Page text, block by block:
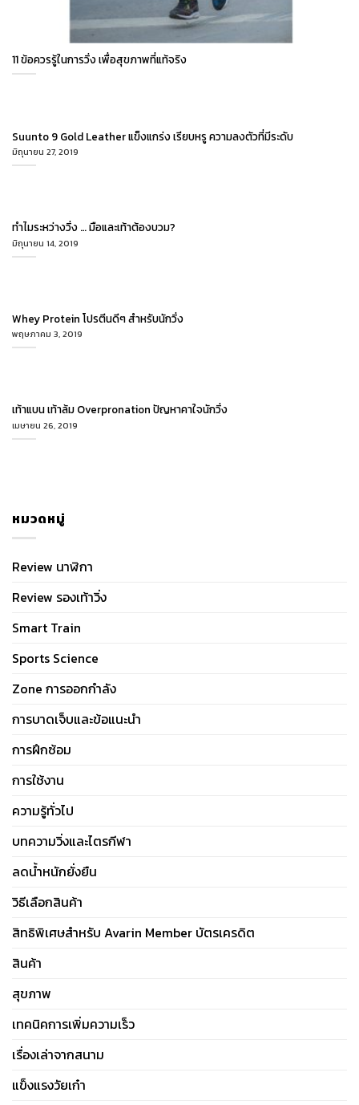
11 ข้อควรรู้ในการวิ่ง เพื่อสุขภาพที่แท้จริง
Suunto 9 Gold Leather แข็งแกร่ง เรียบหรู ความลงตัวที่มีระดับ
มิถุนายน 27, 2019
ทำไมระหว่างวิ่ง … มือและเท้าต้องบวม?
มิถุนายน 14, 2019
Whey Protein โปรตีนดีๆ สำหรับนักวิ่ง
พฤษภาคม 3, 2019
เท้าแบน เท้าล้ม Overpronation ปัญหาคาใจนักวิ่ง
เมษายน 26, 2019
หมวดหมู่
Review นาฬิกา
Review รองเท้าวิ่ง
Smart Train
Sports Science
Zone การออกกำลัง
การบาดเจ็บและข้อแนะนำ
การฝึกซ้อม
การใช้งาน
ความรู้ทั่วไป
บทความวิ่งและไตรกีฬา
ลดน้ำหนักยั่งยืน
วิธีเลือกสินค้า
สิทธิพิเศษสำหรับ Avarin Member บัตรเครดิต
สินค้า
สุขภาพ
เทคนิคการเพิ่มความเร็ว
เรื่องเล่าจากสนาม
แข็งแรงวัยเก๋า